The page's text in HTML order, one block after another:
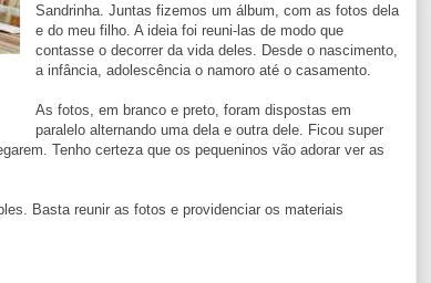
Sandrinha. Juntas fizemos um álbum, com as fotos dela
e do meu filho. A ideia foi reuni-las de modo que
contasse o decorrer da vida deles. Desde o nascimento,
a infância, adolescência o namoro até o casamento.
As fotos, em branco e preto, foram dispostas em
paralelo alternando uma dela e outra dele. Ficou super
Tenho certeza que os pequeninos vão adorar ver as
Basta reunir as fotos e providenciar os materiais